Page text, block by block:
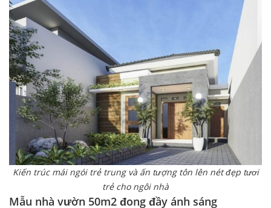
Kiến trúc mái ngói trẻ trung và ấn tượng tôn lên nét đẹp tươi
trẻ cho ngôi nhà
Mẫu nhà vườn 50m2 đong đầy ánh sáng